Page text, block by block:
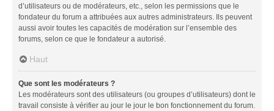
d’utilisateurs ou de modérateurs, etc., selon les permissions que le
fondateur du forum a attribuées aux autres administrateurs. Ils peuvent
aussi avoir toutes les capacités de modération sur l’ensemble des
forums, selon ce que le fondateur a autorisé.
Haut
Que sont les modérateurs ?
Les modérateurs sont des utilisateurs (ou groupes d’utilisateurs) dont le
travail consiste à vérifier au jour le jour le bon fonctionnement du forum.